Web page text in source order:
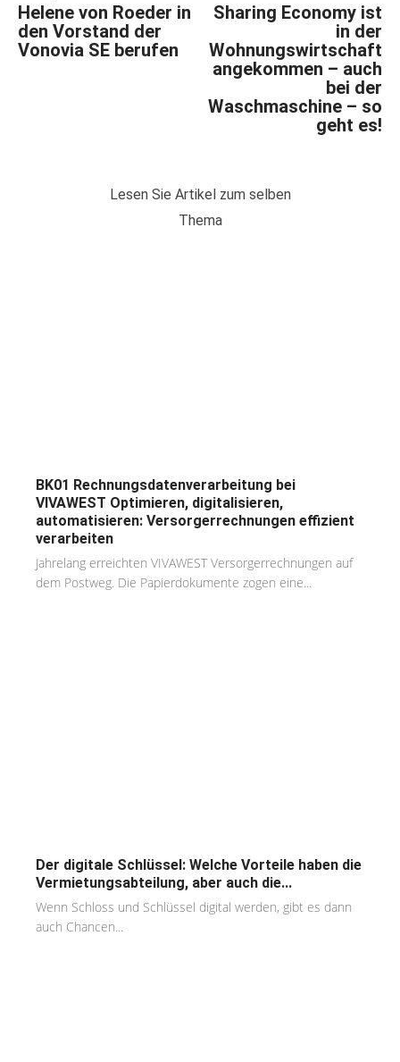
Helene von Roeder in
den Vorstand der
Vonovia SE berufen
Sharing Economy ist
in der
Wohnungswirtschaft
angekommen – auch
bei der
Waschmaschine – so
geht es!
Lesen Sie Artikel zum selben
Thema
BK01 Rechnungsdatenverarbeitung bei
VIVAWEST Optimieren, digitalisieren,
automatisieren: Versorgerrechnungen effizient
verarbeiten
Jahrelang erreichten VIVAWEST Versorgerrechnungen auf
dem Postweg. Die Papierdokumente zogen eine...
Der digitale Schlüssel: Welche Vorteile haben die
Vermietungsabteilung, aber auch die...
Wenn Schloss und Schlüssel digital werden, gibt es dann
auch Chancen...